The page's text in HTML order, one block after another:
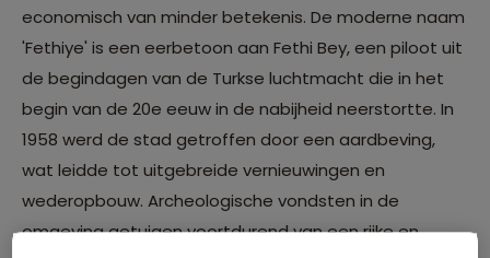
economisch van minder betekenis. De moderne naam
'Fethiye' is een eerbetoon aan Fethi Bey, een piloot uit
de begindagen van de Turkse luchtmacht die in het
begin van de 20e eeuw in de nabijheid neerstortte. In
1958 werd de stad getroffen door een aardbeving,
wat leidde tot uitgebreide vernieuwingen en
wederopbouw. Archeologische vondsten in de
omgeving getuigen voortdurend van een rijke en